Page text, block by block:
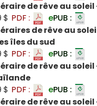
de rêve au soleil
$ PDF : ePUB :
de rêve au
îles du sud
$ PDF : ePUB :
de rêve au soleil
$ PDF : ePUB :
de rêve au soleil